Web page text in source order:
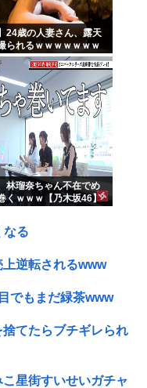
24歳の人妻さん、露天
られるｗｗｗｗｗｗｗ
ｗｗｗｗｗｗ
林瑠奈ちゃん不在でめ
くｗｗｗ【乃木坂46】
なる
逆転されるwww
でもまだ緑茶www
てたらブチギレられ
星街すいせいガチャ